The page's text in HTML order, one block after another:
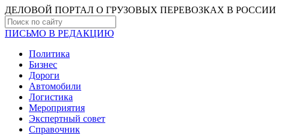
ДЕЛОВОЙ ПОРТАЛ О ГРУЗОВЫХ ПЕРЕВОЗКАХ В РОCСИИ
ПИСЬМО В РЕДАКЦИЮ
Политика
Бизнес
Дороги
Автомобили
Логистика
Мероприятия
Экспертный совет
Справочник